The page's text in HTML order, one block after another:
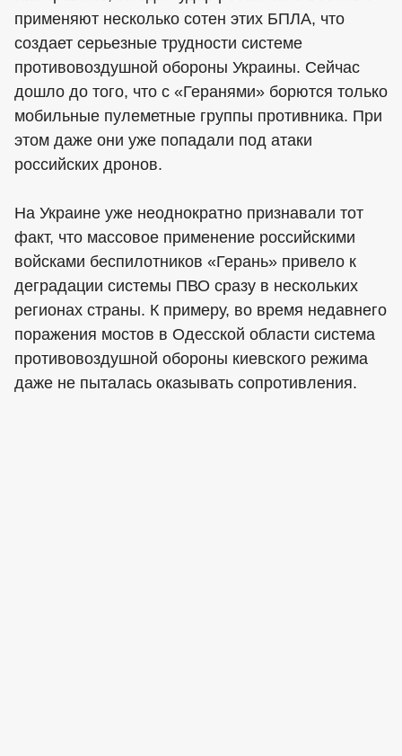
применяют несколько сотен этих БПЛА, что
создает серьезные трудности системе
противовоздушной обороны Украины. Сейчас
дошло до того, что с «Геранями» борются только
мобильные пулеметные группы противника. При
этом даже они уже попадали под атаки
российских дронов.
На Украине уже неоднократно признавали тот
факт, что массовое применение российскими
войсками беспилотников «Герань» привело к
деградации системы ПВО сразу в нескольких
регионах страны. К примеру, во время недавнего
поражения мостов в Одесской области система
противовоздушной обороны киевского режима
даже не пыталась оказывать сопротивления.